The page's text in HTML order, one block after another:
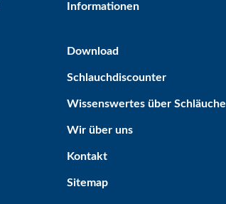
Informationen
Download
Schlauchdiscounter
Wissenswertes über Schläuche
Wir über uns
Kontakt
Sitemap